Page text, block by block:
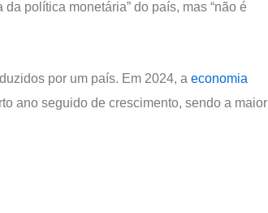
política monetária” do país, mas “não é
por um país. Em 2024, a economia
ano seguido de crescimento, sendo a maior